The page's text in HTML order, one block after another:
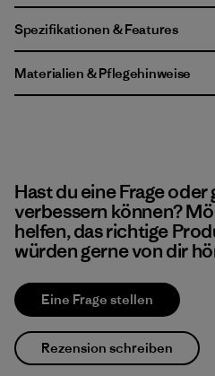
Spezifikationen & Features
Materialien & Pflegehinweise
Hast du eine Frage
verbessern können?
helfen, das richtige
würden gerne von dir
Eine Frage stellen
Rezension schreiben